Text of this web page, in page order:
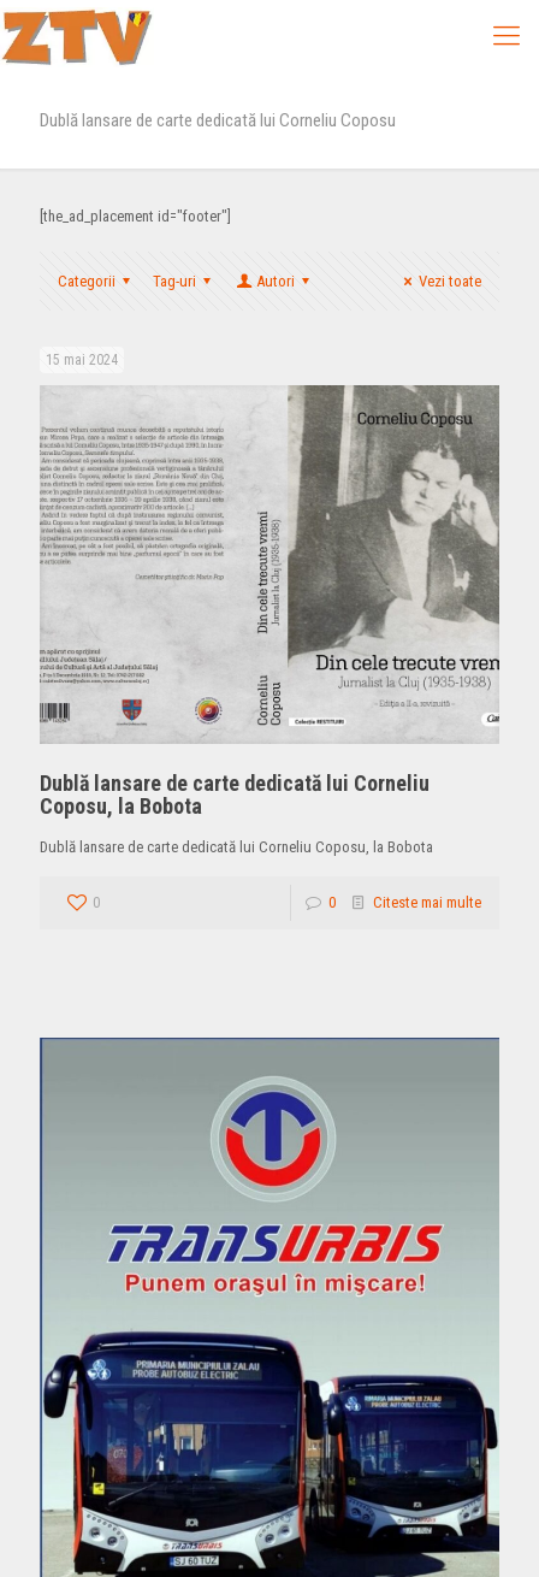
Dublă lansare de carte dedicată lui Corneliu Coposu
[the_ad_placement id="footer"]
Categorii Tag-uri Autori Vezi toate
15 mai 2024
Dublă lansare de carte dedicată lui Corneliu
Coposu, la Bobota
Dublă lansare de carte dedicată lui Corneliu Coposu, la Bobota
0 0 Citeste mai multe